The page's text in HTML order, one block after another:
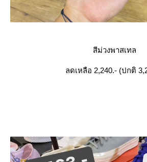
สีม่วงพาสเทล
ลดเหลือ 2,240.- (ปกติ